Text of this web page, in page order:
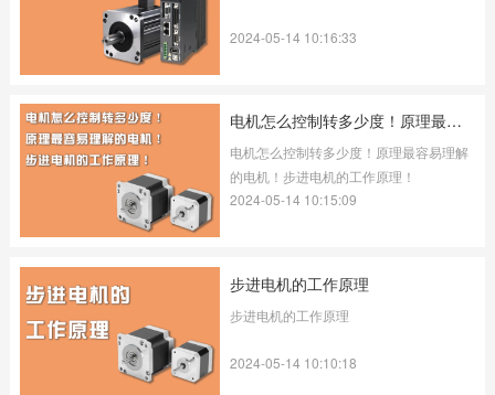
2024-05-14 10:16:33
电机怎么控制转多少度！原理最容易理解的电机！步进电机的工作原理！
电机怎么控制转多少度！原理最容易理解
的电机！步进电机的工作原理！
2024-05-14 10:15:09
步进电机的工作原理
步进电机的工作原理
2024-05-14 10:10:18